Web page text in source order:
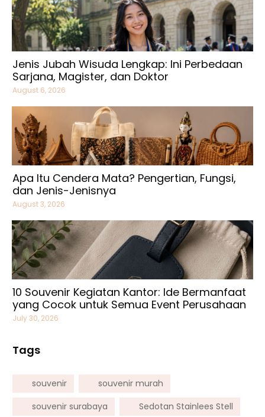
Jenis Jubah Wisuda Lengkap: Ini Perbedaan
Sarjana, Magister, dan Doktor
August 6, 2026
Apa Itu Cendera Mata? Pengertian, Fungsi,
dan Jenis-Jenisnya
August 3, 2026
10 Souvenir Kegiatan Kantor: Ide Bermanfaat
yang Cocok untuk Semua Event Perusahaan
July 30, 2026
Tags
souvenir
souvenir murah
souvenir surabaya
Sedotan Stainlees Stell